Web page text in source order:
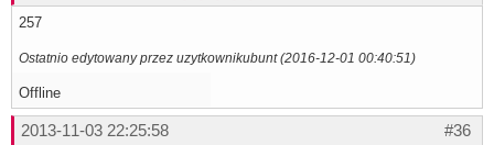
257
Ostatnio edytowany przez uzytkownikubunt (2016-12-01 00:40:51)
Offline
#36
2013-11-03 22:25:58